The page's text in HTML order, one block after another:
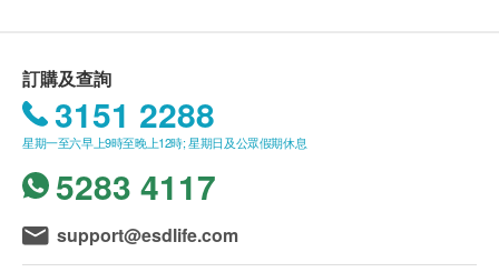
身體檢查報告
進行健康檢查後，一般情況下，需大概14-21個工作
天跟進檢查報告， 工作天不包括星期六、日及公眾假
期。輪候報告講解時間會因應不同情況(如個別化驗項
目所需時間或客人指明特定時段) 而有所延長。客人
可親身或授權親友前往本中心領取，或選擇以加密的
電郵方式郵寄報告。
訂購及查詢
3151 2288
星期一至六早上9時至晚上12時; 星期日及公眾假期休息
5283 4117
support@esdlife.com